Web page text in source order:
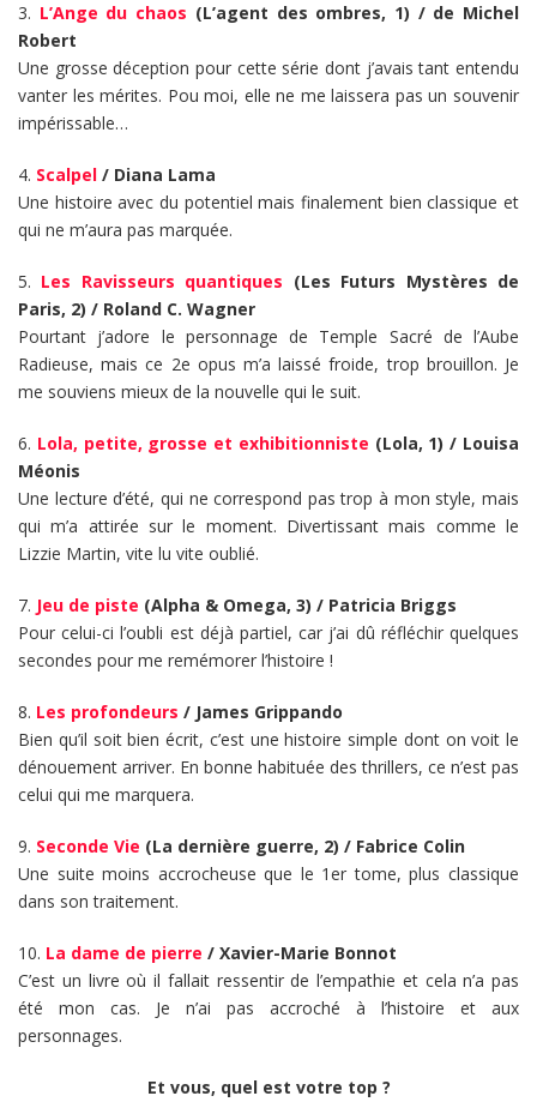
3. L’Ange du chaos (L’agent des ombres, 1) / de Michel
Robert
Une grosse déception pour cette série dont j’avais tant entendu
vanter les mérites. Pou moi, elle ne me laissera pas un souvenir
impérissable…
4. Scalpel / Diana Lama
Une histoire avec du potentiel mais finalement bien classique et
qui ne m’aura pas marquée.
5. Les Ravisseurs quantiques (Les Futurs Mystères de
Paris, 2) / Roland C. Wagner
Pourtant j’adore le personnage de Temple Sacré de l’Aube
Radieuse, mais ce 2e opus m’a laissé froide, trop brouillon. Je
me souviens mieux de la nouvelle qui le suit.
6. Lola, petite, grosse et exhibitionniste (Lola, 1) / Louisa
Méonis
Une lecture d’été, qui ne correspond pas trop à mon style, mais
qui m’a attirée sur le moment. Divertissant mais comme le
Lizzie Martin, vite lu vite oublié.
7. Jeu de piste (Alpha & Omega, 3) / Patricia Briggs
Pour celui-ci l’oubli est déjà partiel, car j’ai dû réfléchir quelques
secondes pour me remémorer l’histoire !
8. Les profondeurs / James Grippando
Bien qu’il soit bien écrit, c’est une histoire simple dont on voit le
dénouement arriver. En bonne habituée des thrillers, ce n’est pas
celui qui me marquera.
9. Seconde Vie (La dernière guerre, 2) / Fabrice Colin
Une suite moins accrocheuse que le 1er tome, plus classique
dans son traitement.
10. La dame de pierre / Xavier-Marie Bonnot
C’est un livre où il fallait ressentir de l’empathie et cela n’a pas
été mon cas. Je n’ai pas accroché à l’histoire et aux
personnages.
Et vous, quel est votre top ?